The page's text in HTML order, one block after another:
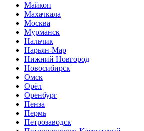
Майкоп
Махачкала
Москва
Мурманск
Нальчик
Нарьян-Мар
Нижний Новгород
Новосибирск
Омск
Орёл
Оренбург
Пенза
Пермь
Петрозаводск